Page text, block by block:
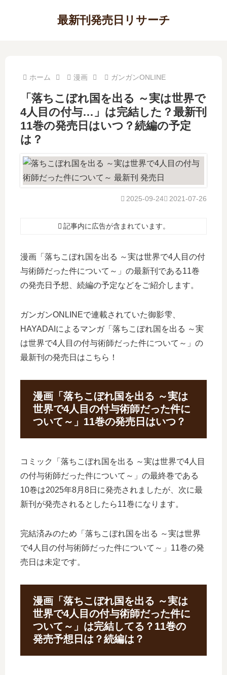
最新刊発売日リサーチ
ホーム 漫画 ガンガンONLINE
「落ちこぼれ国を出る ～実は世界で
4人目の付与…」は完結した？最新刊
11巻の発売日はいつ？続編の予定
は？
2021-07-26
2025-09-24
記事内に広告が含まれています。
漫画「落ちこぼれ国を出る ～実は世界で4人目の付
与術師だった件について～」の最新刊である11巻
の発売日予想、続編の予定などをご紹介します。
ガンガンONLINEで連載されていた御影雫、
HAYADAIによるマンガ「落ちこぼれ国を出る ～実
は世界で4人目の付与術師だった件について～」の
最新刊の発売日はこちら！
漫画「落ちこぼれ国を出る ～実は
世界で4人目の付与術師だった件に
ついて～」11巻の発売日はいつ？
コミック「落ちこぼれ国を出る ～実は世界で4人目
の付与術師だった件について～」の最終巻である
10巻は2025年8月8日に発売されましたが、次に最
新刊が発売されるとしたら11巻になります。
完結済みのため「落ちこぼれ国を出る ～実は世界
で4人目の付与術師だった件について～」11巻の発
売日は未定です。
漫画「落ちこぼれ国を出る ～実は
世界で4人目の付与術師だった件に
ついて～」は完結してる？11巻の
発売予想日は？続編は？